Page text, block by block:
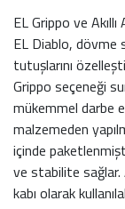
EL Grippo ve
EL Diablo, dövme
tutuşlarını
Grippo seçeneği
mükemmel darbe
malzemeden
içinde
ve stabilite sağlar.
kabı olarak